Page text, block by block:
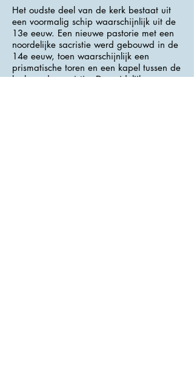
Het oudste deel van de kerk bestaat uit
een voormalig schip waarschijnlijk uit de
13e eeuw. Een nieuwe pastorie met een
noordelijke sacristie werd gebouwd in de
14e eeuw, toen waarschijnlijk een
prismatische toren en een kapel tussen de
kerk en de sacristie. De zuidelijke